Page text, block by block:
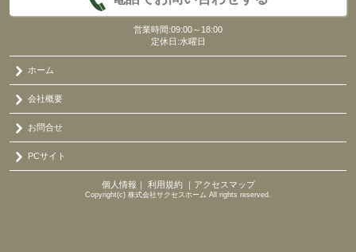
営業時間:09:00～18:00
定休日:水曜日
ホーム
会社概要
お問合せ
PCサイト
個人情報 利用規約｜ アクセスマップ
Copyright(c) 株式会社サクセスホーム All rights reserved.